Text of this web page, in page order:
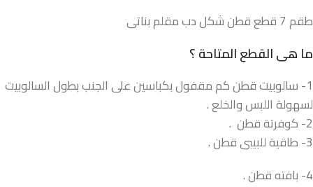
طقم 7 قطع قطن شكل دب مقلم بناتى
ما هى القطع المتاحة ؟
1- سالوبيت قطن كم مقفول بكباسين على الجنب بطول السالوبيت
لسهولة اللبس والخلع .
2- كوفرتة قطن .
3- طاقية للبيبى قطن .
4- بافته قطن .